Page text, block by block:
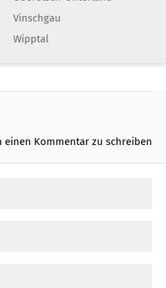
Vinschgau
Wipptal
einen Kommentar zu schreiben